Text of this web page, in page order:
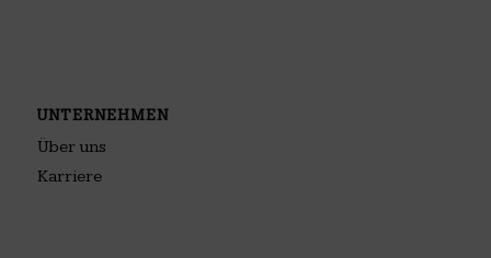
UNTERNEHMEN
Über uns
Karriere